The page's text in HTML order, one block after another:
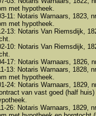
met hypotheek.
11: Notaris Warnaars, 1823,
met hypotheek.
13: Notaris Van Riemsdijk,
10: Notaris Van Riemsdijk,
17: Notaris Warnaars, 1826,
13: Notaris Warnaars, 1828,
met hypotheek.
24: Notaris Warnaars, 1829,
van vast goed (half huis)
26: Notaris Warnaars, 1829,